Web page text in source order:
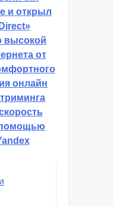
и открыл
высокой
от
онлайн
помощью